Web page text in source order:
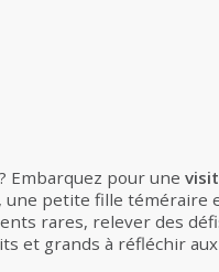
? Embarquez pour une
une petite fille
rares, relever des
et grands à réfléchir